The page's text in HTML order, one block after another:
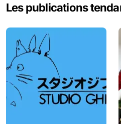
r
h
:
Les publications